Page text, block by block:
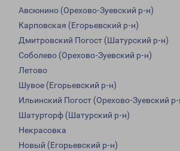
Авсюнино (Орехово-Зуевский р-н)
Карповская (Егорьевский р-н)
Дмитровский Погост (Шатурский р-н)
Соболево (Орехово-Зуевский р-н)
Летово
Шувое (Егорьевский р-н)
Ильинский Погост (Орехово-Зуевский
Шатурторф (Шатурский р-н)
Некрасовка
Новый (Егорьевский р-н)